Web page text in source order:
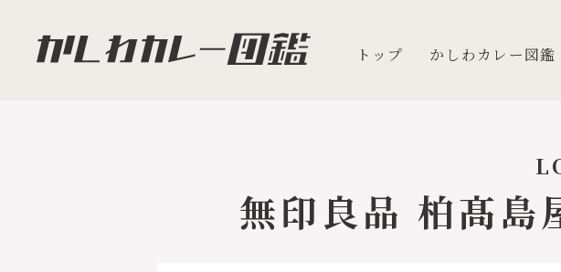
トップ かしわカレー図鑑
無印良品 柏髙島